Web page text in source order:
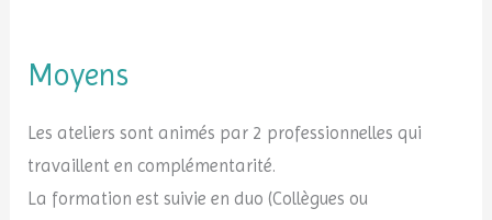
Moyens
Les ateliers sont animés par 2 professionnelles qui
travaillent encomplémentarité.
La formation est suivie en duo(Collègues ou